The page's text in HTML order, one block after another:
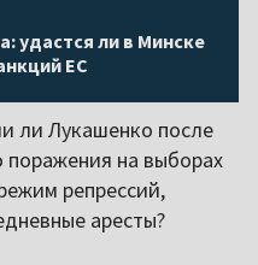
удастся ли в Минске
ЕС
ли Лукашенко после
поражения на выборах
репрессий,
аресты?